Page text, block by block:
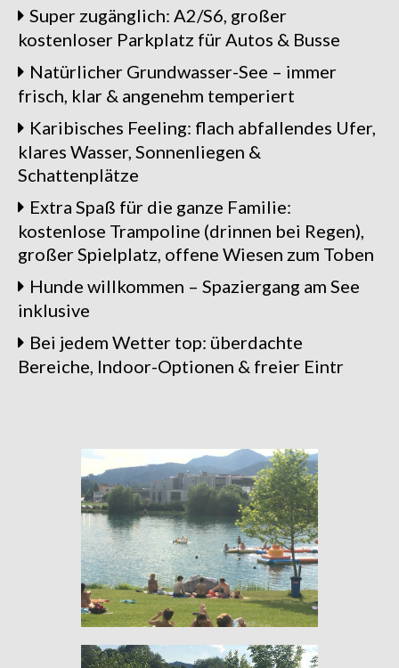
Super zugänglich: A2/S6, großer
kostenloser Parkplatz für Autos & Busse
Natürlicher Grundwasser-See – immer
frisch, klar & angenehm temperiert
Karibisches Feeling: flach abfallendes Ufer,
klares Wasser, Sonnenliegen &
Schattenplätze
Extra Spaß für die ganze Familie:
kostenlose Trampoline (drinnen bei Regen),
großer Spielplatz, offene Wiesen zum Toben
Hunde willkommen – Spaziergang am See
inklusive
Bei jedem Wetter top: überdachte
Bereiche, Indoor-Optionen & freier Eintr